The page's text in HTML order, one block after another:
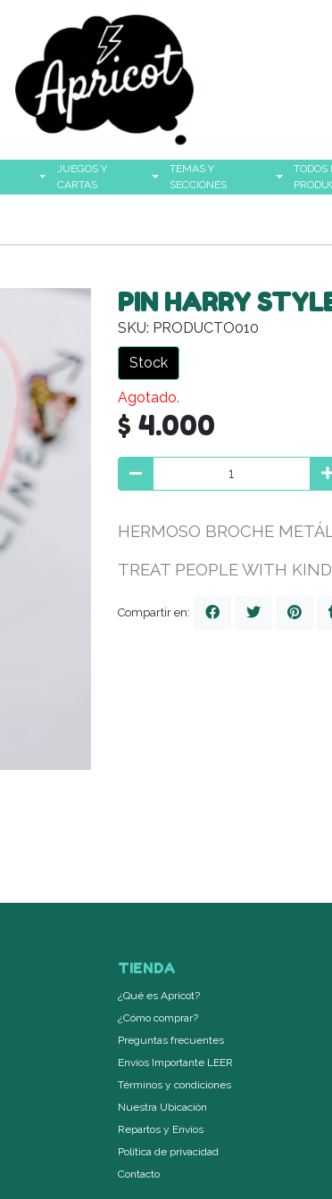
JUEGOS Y
CARTAS
TEMAS Y
SECCIONES
TODOS
PIN HARRY
SKU: PRODUCTO010
Stock
Agotado.
$ 4.000
HERMOSO BROCHE
TREAT PEOPLE WITH
Compartir en:
TIENDA
¿Qué es Apricot?
¿Cómo comprar?
Preguntas frecuentes
Envíos Importante LEER
Términos y condiciones
Nuestra Ubicación
Repartos y Envíos
Política de privacidad
Contacto